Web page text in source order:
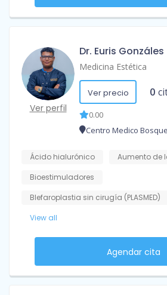
Ver perfil
Dr. Euris Gonzáles
Medicina Estética
Ver precio 0
0.00
Centro Medico
Ácido hialurónico
Aumento de
Bioestimuladores
Blefaroplastia sin cirugía (PLASMED)
View all
Agendar cita